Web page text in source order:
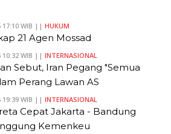
17:10 WIB || HUKUM
21 Agen Mossad
10:32 WIB || INTERNASIONAL
Sebut, Iran Pegang "Semua
Perang Lawan AS
19:39 WIB || INTERNASIONAL
Cepat Jakarta - Bandung
Kemenkeu